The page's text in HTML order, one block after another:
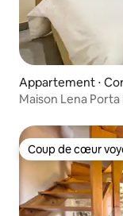
Appartement ⋅
Maison Lena
Coup de cœur
Coup de cœur